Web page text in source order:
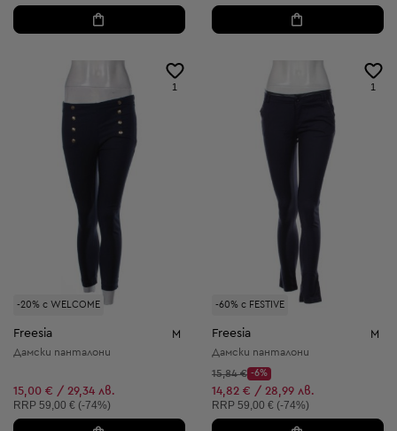
-20% с WELCOME
1
Freesia M
Дамски панталони
15,00 € / 29,34 лв.
Препоръчителна цена:
RRP 59,00 € (-74%)
-60% с FESTIVE
1
Freesia M
Дамски панталони
Начална цена:
15,84 €
Discount Price:
-6%
Намалена цена:
14,82 € / 28,99 лв.
Препоръчителна цена:
RRP 59,00 € (-74%)